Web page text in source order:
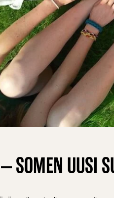
SOMEN UUSI